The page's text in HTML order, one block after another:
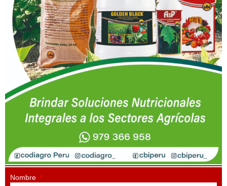
Nombre